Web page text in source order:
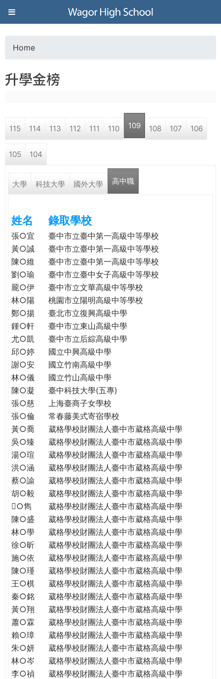
Jump to navigation
葳
格
高
學
格。
民。
WAGOR
TODAY
THE
WORLD
TOMORROW
PUTTING
YOU
THE
PATH
GLOBAL
CITIZENSHIP
o
a
r
e
e
r
e
Home
升學金榜
115 114 113 112 111 110 109 108 107 106
105 104
大學 科技大學 國外大學 高中職
姓名 錄取學校
張○宜
臺中市立臺中第一高級中等學校
黃○誠
臺中市立臺中第一高級中等學校
陳○維
臺中市立臺中第一高級中等學校
劉○瑜
臺中市立臺中女子高級中等學校
龎○伊
臺中市立文華高級中等學校
林○陽
桃園市立陽明高級中等學校
鄭○揚
臺北市立復興高級中學
鍾○軒
臺中市立東山高級中學
尤○凱
臺中市立后綜高級中學
邱○婷
國立中興高級中學
謝○安
國立竹南高級中學
林○儀
國立竹山高級中學
陳○凝
臺中科技大學(五專)
張○慈
上海臺商子女學校
張○倫
常春藤美式寄宿學校
黃○喬
葳格學校財團法人臺中市葳格高級中學
吳○臻
葳格學校財團法人臺中市葳格高級中學
湯○瑄
葳格學校財團法人臺中市葳格高級中學
洪○涵
葳格學校財團法人臺中市葳格高級中學
蔡○諭
葳格學校財團法人臺中市葳格高級中學
胡○毅
葳格學校財團法人臺中市葳格高級中學
○雋
葳格學校財團法人臺中市葳格高級中學
陳○盛
葳格學校財團法人臺中市葳格高級中學
林○學
葳格學校財團法人臺中市葳格高級中學
徐○昕
葳格學校財團法人臺中市葳格高級中學
施○依
葳格學校財團法人臺中市葳格高級中學
陳○瑾
葳格學校財團法人臺中市葳格高級中學
王○棋
葳格學校財團法人臺中市葳格高級中學
秦○銘
葳格學校財團法人臺中市葳格高級中學
黃○翔
葳格學校財團法人臺中市葳格高級中學
蕭○霖
葳格學校財團法人臺中市葳格高級中學
賴○璋
葳格學校財團法人臺中市葳格高級中學
朱○妍
葳格學校財團法人臺中市葳格高級中學
林○岑
葳格學校財團法人臺中市葳格高級中學
李○禎
葳格學校財團法人臺中市葳格高級中學